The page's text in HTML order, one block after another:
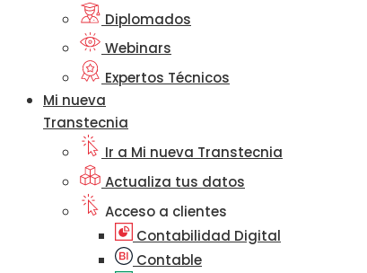
Diplomados
Webinars
Expertos Técnicos
Mi nueva
Transtecnia
Ir a Mi nueva Transtecnia
Actualiza tus datos
Acceso a clientes
Contabilidad Digital
Contable